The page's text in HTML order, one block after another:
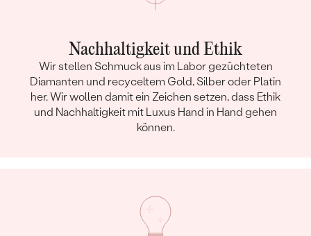
Nachhaltigkeit und Ethik
Wir stellen Schmuck aus im Labor gezüchteten
Diamanten und recyceltem Gold, Silber oder Platin
her. Wir wollen damit ein Zeichen setzen, dass Ethik
und Nachhaltigkeit mit Luxus Hand in Hand gehen
können.